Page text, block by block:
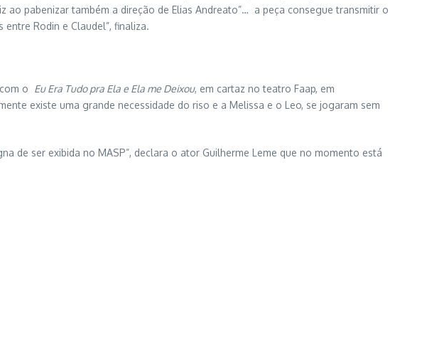
ao pabenizar também a direção de Elias Andreato”… a peça consegue transmitir o
Rodin e Claudel”, finaliza.
o Eu Era Tudo pra Ela e Ela me Deixou, em cartaz no teatro Faap, em
existe uma grande necessidade do riso e a Melissa e o Leo, se jogaram sem
de ser exibida no MASP”, declara o ator Guilherme Leme que no momento está